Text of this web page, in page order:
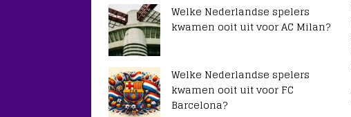
Welke Nederlandse spelers
kwamen ooit uit voor AC Milan?
Welke Nederlandse spelers
kwamen ooit uit voor FC
Barcelona?